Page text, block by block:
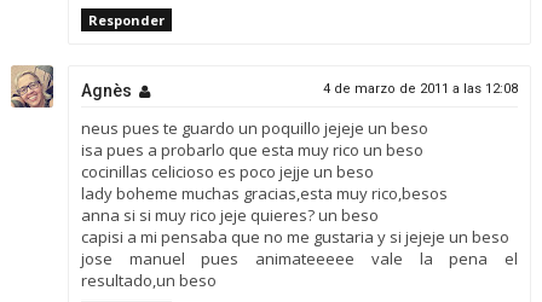
Responder
Agnès 4 de marzo de 2011 a las 12:08
neus pues te guardo un poquillo jejeje un beso
isa pues a probarlo que esta muy rico un beso
cocinillas celicioso es poco jejje un beso
lady boheme muchas gracias,esta muy rico,besos
anna si si muy rico jeje quieres? un beso
capisi a mi pensaba que no me gustaria y si jejeje un beso
jose manuel pues animateeeee vale la pena el
resultado,un beso